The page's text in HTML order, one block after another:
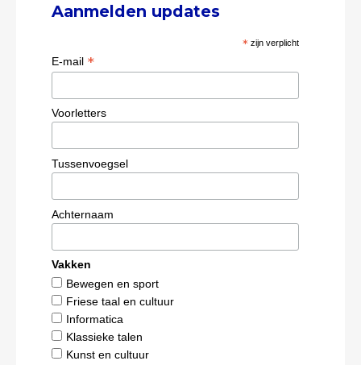
Aanmelden updates
* zijn verplicht
E-mail *
Voorletters
Tussenvoegsel
Achternaam
Vakken
Bewegen en sport
Friese taal en cultuur
Informatica
Klassieke talen
Kunst en cultuur